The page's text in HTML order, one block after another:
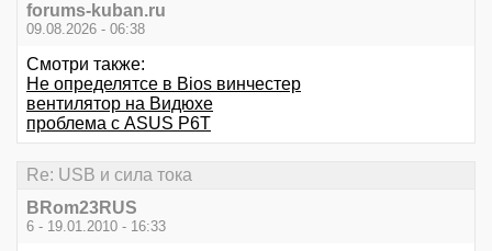
forums-kuban.ru
09.08.2026 - 06:38
Смотри также:
Не определятсе в Bios винчестер
вентилятор на Видюхе
проблема с ASUS P6T
Re: USB и сила тока
BRom23RUS
6 - 19.01.2010 - 16:33